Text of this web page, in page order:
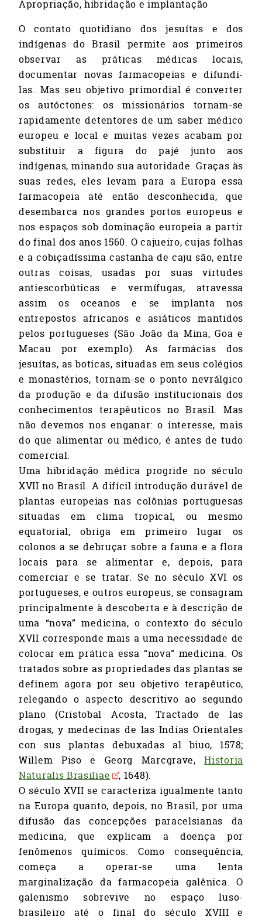
Apropriação, hibridação e implantação
O contato quotidiano dos jesuítas e dos
indígenas do Brasil permite aos primeiros
observar as práticas médicas locais,
documentar novas farmacopeias e difundi-
las. Mas seu objetivo primordial é converter
os autóctones: os missionários tornam-se
rapidamente detentores de um saber médico
europeu e local e muitas vezes acabam por
substituir a figura do pajé junto aos
indígenas, minando sua autoridade. Graças às
suas redes, eles levam para a Europa essa
farmacopeia até então desconhecida, que
desembarca nos grandes portos europeus e
nos espaços sob dominação europeia a partir
do final dos anos 1560. O cajueiro, cujas folhas
e a cobiçadíssima castanha de caju são, entre
outras coisas, usadas por suas virtudes
antiescorbúticas e vermífugas, atravessa
assim os oceanos e se implanta nos
entrepostos africanos e asiáticos mantidos
pelos portugueses (São João da Mina, Goa e
Macau por exemplo). As farmácias dos
jesuítas, as boticas, situadas em seus colégios
e monastérios, tornam-se o ponto nevrálgico
da produção e da difusão institucionais dos
conhecimentos terapêuticos no Brasil. Mas
não devemos nos enganar: o interesse, mais
do que alimentar ou médico, é antes de tudo
comercial.
Uma hibridação médica progride no século
XVII no Brasil. A difícil introdução durável de
plantas europeias nas colônias portuguesas
situadas em clima tropical, ou mesmo
equatorial, obriga em primeiro lugar os
colonos a se debruçar sobre a fauna e a flora
locais para se alimentar e, depois, para
comerciar e se tratar. Se no século XVI os
portugueses, e outros europeus, se consagram
principalmente à descoberta e à descrição de
uma “nova” medicina, o contexto do século
XVII corresponde mais a uma necessidade de
colocar em prática essa “nova” medicina. Os
tratados sobre as propriedades das plantas se
definem agora por seu objetivo terapêutico,
relegando o aspecto descritivo ao segundo
plano (Cristobal Acosta, Tractado de las
drogas, y medecinas de las Indias Orientales
con sus plantas debuxadas al biuo, 1578;
Willem Piso e Georg Marcgrave,Historia
Naturalis Brasiliae
, 1648).
O século XVII se caracteriza igualmente tanto
na Europa quanto, depois, no Brasil, por uma
difusão das concepções paracelsianas da
medicina, que explicam a doença por
fenômenos químicos. Como consequência,
começa a operar-se uma lenta
marginalização da farmacopeia galênica. O
galenismo sobrevive no espaço luso-
brasileiro até o final do século XVIII e